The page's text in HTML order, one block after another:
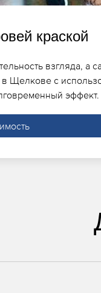
краской
взгляда, а
Щелкове с
эффект.